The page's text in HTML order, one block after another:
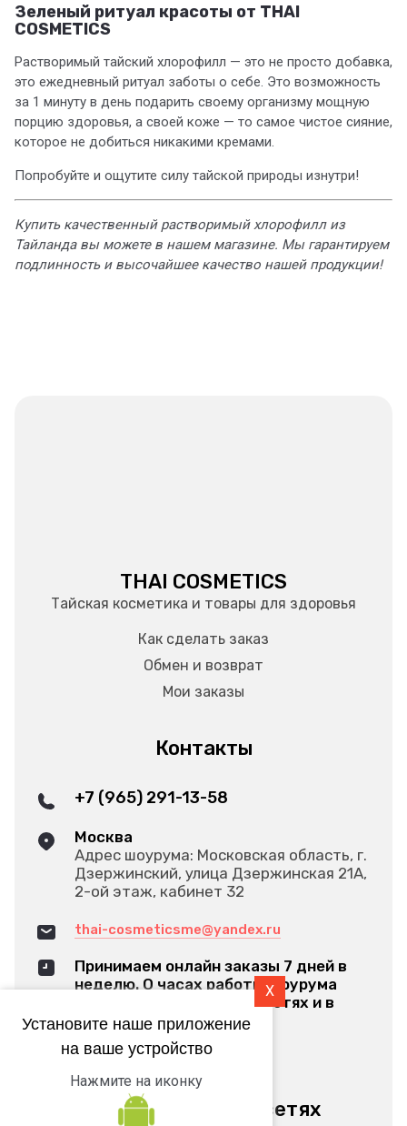
Зеленый ритуал красоты от THAI
COSMETICS
Растворимый тайский хлорофилл — это не просто добавка,
это ежедневный ритуал заботы о себе. Это возможность
за 1 минуту в день подарить своему организму мощную
порцию здоровья, а своей коже — то самое чистое сияние,
которое не добиться никакими кремами.
Попробуйте и ощутите силу тайской природы изнутри!
Купить качественный растворимый хлорофилл из
Тайланда вы можете в нашем магазине. Мы гарантируем
подлинность и высочайшее качество нашей продукции!
THAI COSMETICS
Тайская косметика и товары для здоровья
Как сделать заказ
Обмен и возврат
Мои заказы
Контакты
+7 (965) 291-13-58
Москва
Адрес шоурума: Московская область, г.
Дзержинский, улица Дзержинская 21А,
2-ой этаж, кабинет 32
thai-cosmeticsme@yandex.ru
Принимаем онлайн заказы 7 дней в
неделю. О часах работы шоурума
оповещаем в наших соц.сетях и в
Яндексе
Мы в социальных сетях
X
Установите наше приложение
на ваше устройство
Нажмите на иконку